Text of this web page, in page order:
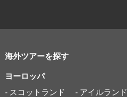
海外ツアーを探す
ヨーロッパ
- スコットランド
- アイルランド